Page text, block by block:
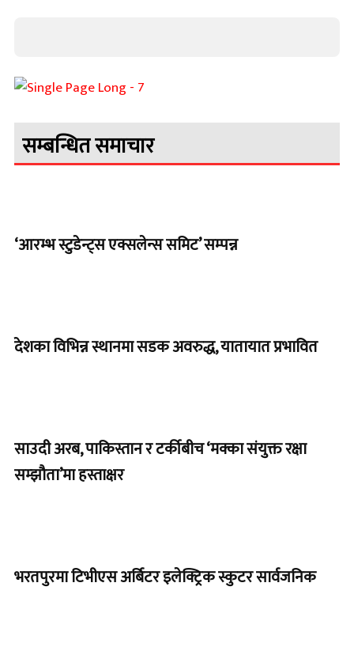
सम्बन्धित समाचार
‘आरम्भ स्टुडेन्ट्स एक्सलेन्स समिट’ सम्पन्न
देशका विभिन्न स्थानमा सडक अवरुद्ध, यातायात प्रभावित
साउदी अरब, पाकिस्तान र टर्कीबीच ‘मक्का संयुक्त रक्षा
सम्झौता’मा हस्ताक्षर
भरतपुरमा टिभीएस अर्बिटर इलेक्ट्रिक स्कुटर सार्वजनिक